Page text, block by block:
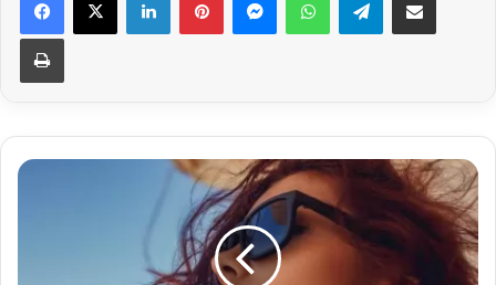
Imprimir
Aquecimento